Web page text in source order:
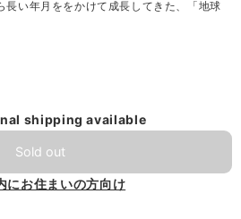
長い年月ををかけて成長してきた、「地球
shipping available
Sold out
にお住まいの方向け